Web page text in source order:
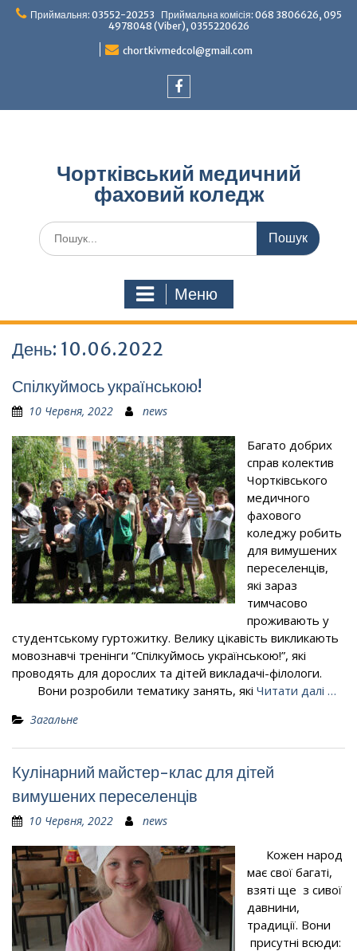
ПерейтиПриймальня: 03552-20253 Приймальна комісія: 068 3806626, 095
4978048 (Viber), 0355220626
chortkivmedcol@gmail.com
Чортківський медичний
фаховий коледж
Шукати:
Меню
День: 10.06.2022
Спілкуймось українською!
10 Червня, 2022 news
Багато добрих
справ колектив
Чортківського
медичного
фахового
коледжу робить
для вимушених
переселенців,
які зараз
тимчасово
проживають у
студентському гуртожитку. Велику цікавість викликають
мовознавчі тренінги “Спілкуймось українською!”, які
проводять для дорослих та дітей викладачі-філологи.
Вони розробили тематику занять, які Читати далі …
Загальне
Кулінарний майстер-клас для дітей
вимушених переселенців
10 Червня, 2022 news
Кожен народ
має свої багаті,
взяті ще з сивої
давнини,
традиції. Вони
присутні всюди: